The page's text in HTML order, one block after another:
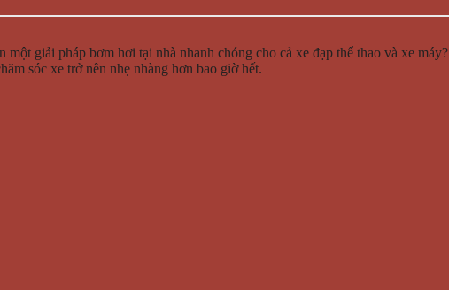
giải pháp bơm hơi tại nhà nhanh chóng cho cả xe đạp thể thao và xe máy?
sóc xe trở nên nhẹ nhàng hơn bao giờ hết.